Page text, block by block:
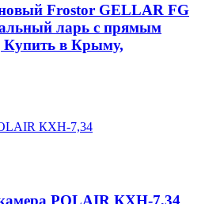
Frostor GELLAR FG
ларь с прямым
Купить в Крыму,
POLAIR КХН-7,34